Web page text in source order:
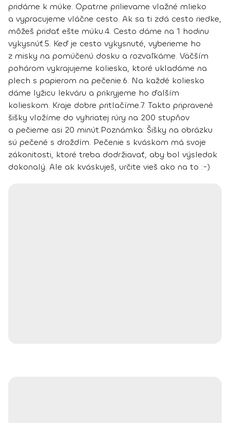
pridáme k múke. Opatrne prilievame vlažné mlieko
a vypracujeme vláčne cesto. Ak sa ti zdá cesto riedke,
môžeš pridať ešte múku.4. Cesto dáme na 1 hodinu
vykysnúť.5. Keď je cesto vykysnuté, vyberieme ho
z misky na pomúčenú dosku a rozvaľkáme. Väčším
pohárom vykrajujeme kolieska, ktoré ukladáme na
plech s papierom na pečenie.6. Na každé koliesko
dáme lyžicu lekváru a prikryjeme ho ďalším
kolieskom. Kraje dobre pritlačíme.7. Takto pripravené
šišky vložíme do vyhriatej rúry na 200 stupňov
a pečieme asi 20 minút.Poznámka: Šišky na obrázku
sú pečené s droždím. Pečenie s kváskom má svoje
zákonitosti, ktoré treba dodržiavať, aby bol výsledok
dokonalý. Ale ak kváskuješ, určite vieš ako na to :-)